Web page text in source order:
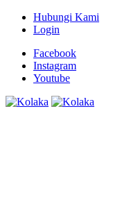
Hubungi Kami
Login
Facebook
Instagram
Youtube